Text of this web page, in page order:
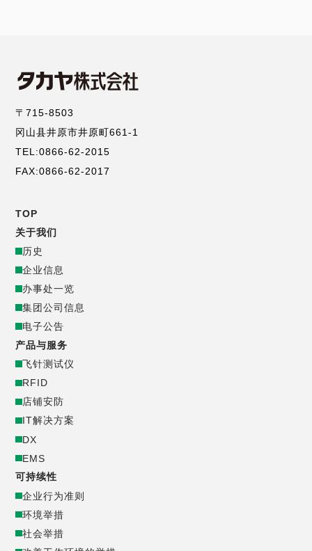
〒715-8503
冈山县井原市井原町661-1
TEL:0866-62-2015
FAX:0866-62-2017
コ
ー
ポ
レ
ー
ト
サ
イ
ト
_
TOP
关于我们
历史
企业信息
办事处一览
集团公司信息
电子公告
产品与服务
飞针测试仪
RFID
店铺安防
IT解决方案
DX
EMS
可持续性
企业行为准则
环境举措
社会举措